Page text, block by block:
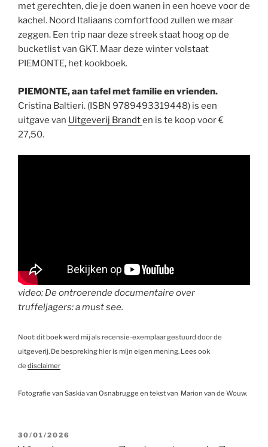
met gerechten, die je doen wanen in een hoeve voor de
kachel. Noord Italiaans comfortfood zullen we maar
zeggen. Een trip naar deze streek staat hoog op de
bucketlist van GKT. Maar deze winter volstaat
PIEMONTE, het kookboek.
PIEMONTE, aan tafel met familie en vrienden.
Cristina Baltieri. (ISBN 9789493319448) is een
uitgave van Uitgeverij Brandten is te koop voor €
27,50.
video: De ontroerende documentaire over
truffeljagers: a must see.
Noot: dit boek werd mij als recensie-exemplaar gestuurd door de
uitgeverij. De bespreking hier is mijn eigen mening. Lees ook
de disclaimer
Fotografie van Saskia van Osnabrugge en tekst van Marion van de Wouw.
GEPLAATST
OP
30/01/2026